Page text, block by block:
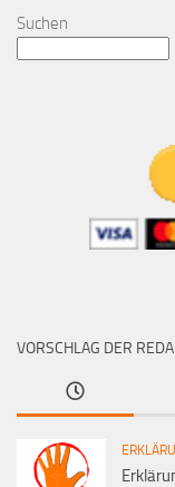
Suchen
VORSCHLAG DER